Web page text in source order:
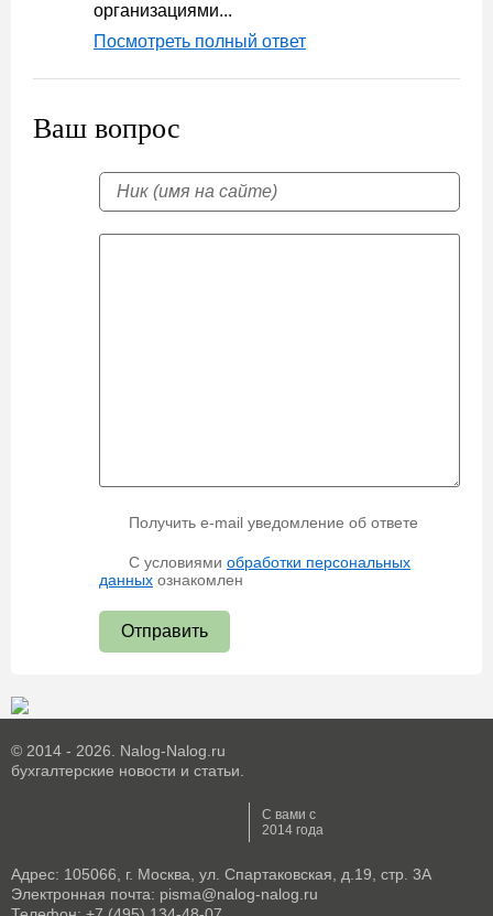
организациями...
Посмотреть полный ответ
Ваш вопрос
Получить e-mail уведомление об ответе
С условиями обработки персональных
данных ознакомлен
Отправить
© 2014 - 2026. Nalog-Nalog.ru
бухгалтерские новости и статьи.
С вами с
2014 года
Адрес: 105066, г. Москва, ул. Спартаковская, д.19, стр. 3А
Электронная почта: pisma@nalog-nalog.ru